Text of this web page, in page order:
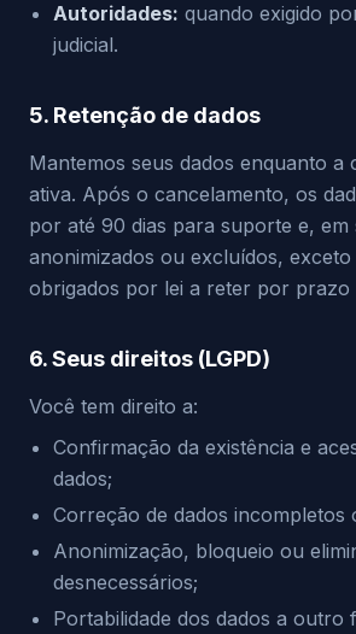
Autoridades: quando exigido
judicial.
5. Retenção de dados
Mantemos seus dados enquanto a
ativa. Após o cancelamento, os
por até 90 dias para suporte e, em
anonimizados ou excluídos, exceto
obrigados por lei a reter por prazo
6. Seus direitos (LGPD)
Você tem direito a:
Confirmação da existência e
dados;
Correção de dados incompletos
Anonimização, bloqueio ou
desnecessários;
Portabilidade dos dados a outro